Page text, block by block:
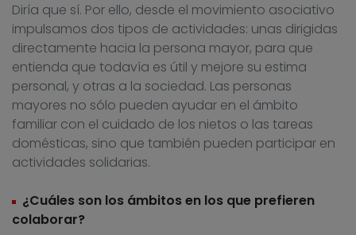
Diría que sí. Por ello, desde el movimiento asociativo
impulsamos dos tipos de actividades: unas dirigidas
directamente hacia la persona mayor, para que
entienda que todavía es útil y mejore su estima
personal, y otras a la sociedad. Las personas
mayores no sólo pueden ayudar en el ámbito
familiar con el cuidado de los nietos o las tareas
domésticas, sino que también pueden participar en
actividades solidarias.
¿Cuáles son los ámbitos en los que prefieren
colaborar?